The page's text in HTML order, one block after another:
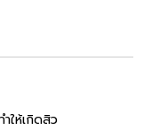
ให้เกิดสิว